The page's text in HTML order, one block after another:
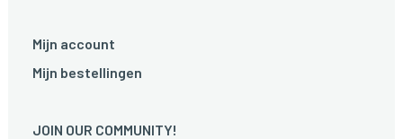
Mijn account
Mijn bestellingen
JOIN OUR COMMUNITY!